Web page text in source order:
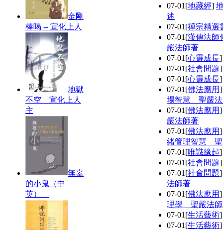
金剛
棒喝 -- 宣化上人
地獄
不空 宣化上人
主
無辜
的小鬼（中
英）
07-01 [地藏經]
述
07-01 [禪宗精選
07-01 [漢傳法師
嚴法師著
07-01 [心靈成長
07-01 [社會問題
07-01 [心靈成長
07-01 [佛法應用
場智慧 聖嚴
07-01 [佛法應用
嚴法師著
07-01 [佛法應用
緒管理智慧
07-01 [唯識緣起
07-01 [社會問題
07-01 [社會問題
法師著
07-01 [佛法應用
理學 聖嚴法
07-01 [生活藝術
07-01 [生活藝術